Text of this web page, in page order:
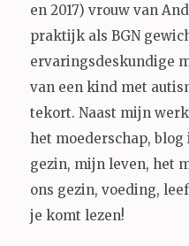
en 2017) vrouw van
praktijk als BGN
ervaringsdeskundige
van een kind met
tekort. Naast mijn
het moederschap,
gezin, mijn leven, het
ons gezin, voeding,
je komt lezen!